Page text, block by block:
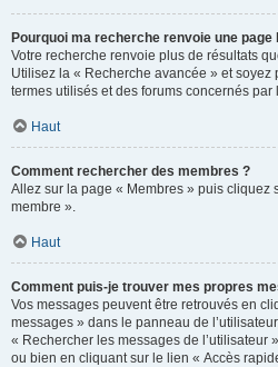
Pourquoi ma recherche renvoie une page
Votre recherche renvoie plus de résultats
Utilisez la « Recherche avancée » et
termes utilisés et des forums concernés par
Haut
Comment rechercher des membres ?
Allez sur la page « Membres » puis cliquez
membre ».
Haut
Comment puis-je trouver mes propres
Vos messages peuvent être retrouvés en
messages » dans le panneau de
« Rechercher les messages de l’utilisateur
ou bien en cliquant sur le lien « Accès